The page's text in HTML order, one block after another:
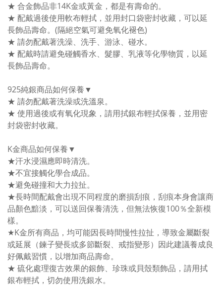
★ 合金飾品非14K金或黃金，都是有壽命的。
★ 配戴過後使用軟布輕拭，並用封口袋密封收藏，可以延
長飾品壽命。(隔絕空氣可避免氧化褪色)
★ 請勿配戴著洗澡、洗手、游泳、碰水。
★ 配戴時請避免碰觸香水、髮膠、乳液等化學物質，以延
長飾品壽命。
925純銀商品如何保養▼
★ 請勿配戴著洗澡或洗溫泉。
★ 使用過後或有氧化現象，請用拭銀布輕拭保養，並用密
封袋密封收藏。
K金商品如何保養▼
★汗水浸濕應即時清洗。
★不宜接觸化學合成品。
★避免碰撞和大力拉扯。
★長時間配戴會出現不同程度的磨損刮痕，刮痕本身會讓商
品顏色黯淡，可以送回保養清洗，但無法恢復100％全新模
樣。
★K金所有商品，均可能因長時間慢性拉扯，導致金屬斷裂
或延展（鍊子變長或多節斷裂、戒指變形）因此建議養成良
好佩戴習慣，以增加商品壽命。
★ 硫化處理復古效果的銀飾、珍珠或貝殼類飾品，請用拭
銀布輕拭，切勿使用洗銀水。